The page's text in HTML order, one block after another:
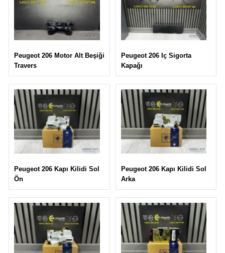
Peugeot 206 Motor Alt Beşiği
Travers
Peugeot 206 Iç Sigorta
Kapağı
Peugeot 206 Kapı Kilidi Sol
Ön
Peugeot 206 Kapı Kilidi Sol
Arka